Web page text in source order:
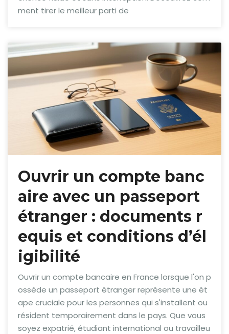
ment tirer le meilleur parti de
Ouvrir un compte banc
aire avec un passeport
étranger : documents r
equis et conditions d’él
igibilité
Ouvrir un compte bancaire en France lorsque l'on p
ossède un passeport étranger représente une ét
ape cruciale pour les personnes qui s'installent ou
résident temporairement dans le pays. Que vous
soyez expatrié, étudiant international ou travailleu